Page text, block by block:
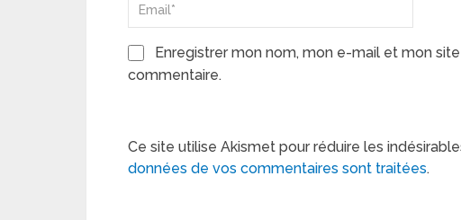
Enregistrer mon nom, mon e-mail et mon
commentaire.
Ce site utilise Akismet pour réduire les
données de vos commentaires sont traitées.